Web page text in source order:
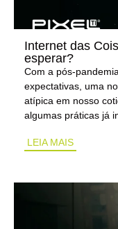
Internet das
esperar?
Com a pós-
expectativas, uma
atípica em nosso
algumas práticas já
LEIA MAIS